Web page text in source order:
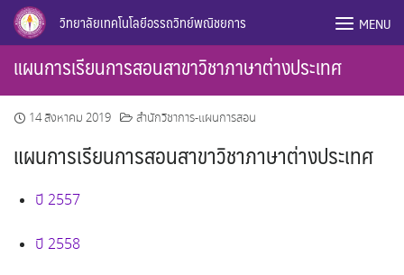
Skip
วิทยาลัยเทคโนโลยีอรรถวิทย์พณิชยการ MENU
แผนการเรียนการสอนสาขาวิชาภาษาต่างประเทศ
14 สิงหาคม 2019 สำนักวิชาการ-แผนการสอน
แผนการเรียนการสอนสาขาวิชาภาษาต่างประเทศ
ปี 2557
ปี 2558